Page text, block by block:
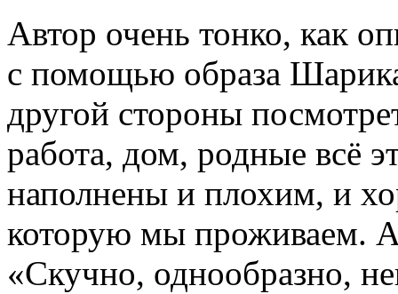
Автор очень тонко, как
с помощью образа
другой стороны
работа, дом, родные всё
наполнены и плохим, и
которую мы проживаем.
«Скучно, однообразно,